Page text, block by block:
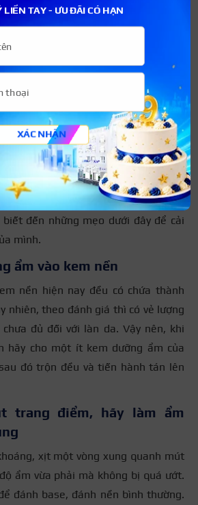
nhỏ khi trang điểm
được mịn
không bị mốc mặt được chia sẻ ở
đến những mẹo dưới đây để cải
mình.
ẩm vào kem nền
nền hiện nay đều có chứa thành
nhiên, theo đánh giá thì có vẻ lượng
đủ đối với làn da. Vậy nên, khi
hãy cho một ít kem dưỡng ẩm của
đó trộn đều và tiến hành tán lên
trang điểm, hãy làm ẩm
xịt một vòng xung quanh mút
ẩm vừa phải mà không bị quá ướt.
đánh base, đánh nền bình thường.
LIỀN TAY - ƯU ĐÃI CÓ HẠN
XÁC NHẬN